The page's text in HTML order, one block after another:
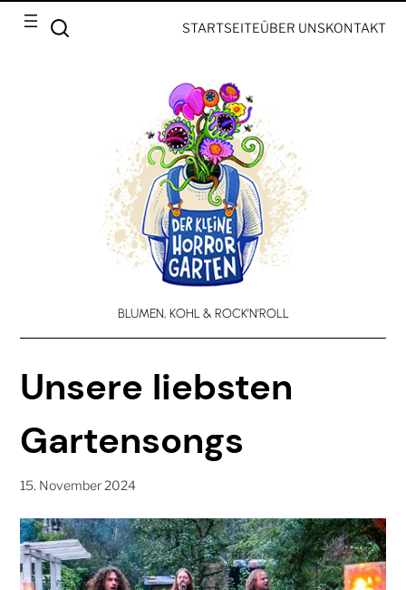
STARTSEITEÜBER UNSKONTAKT
BLUMEN, KOHL & ROCK’N’ROLL
Unsere liebsten
Gartensongs
15. November 2024